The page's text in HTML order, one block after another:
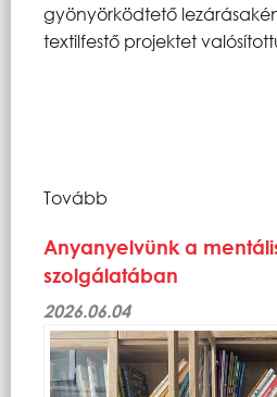
gyönyörködtető
textilfestő projektet
Tovább
Anyanyelvünk a
szolgálatában
2026.06.04